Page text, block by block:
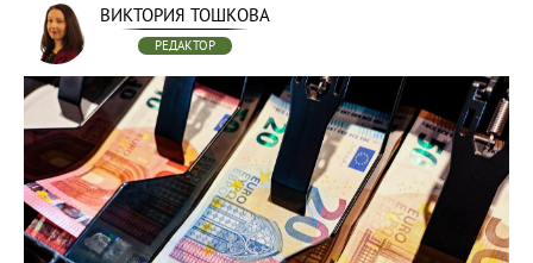
ВИКТОРИЯ ТОШКОВА
РЕДАКТОР